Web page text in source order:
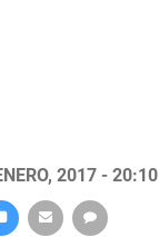
2017 - 20:10